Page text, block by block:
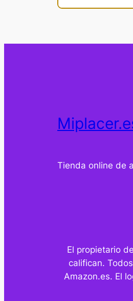
Tienda online de
El propietario
califican.
Amazon.es. El